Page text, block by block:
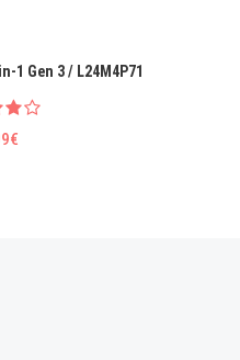
1 Gen 3 / L24M4P71